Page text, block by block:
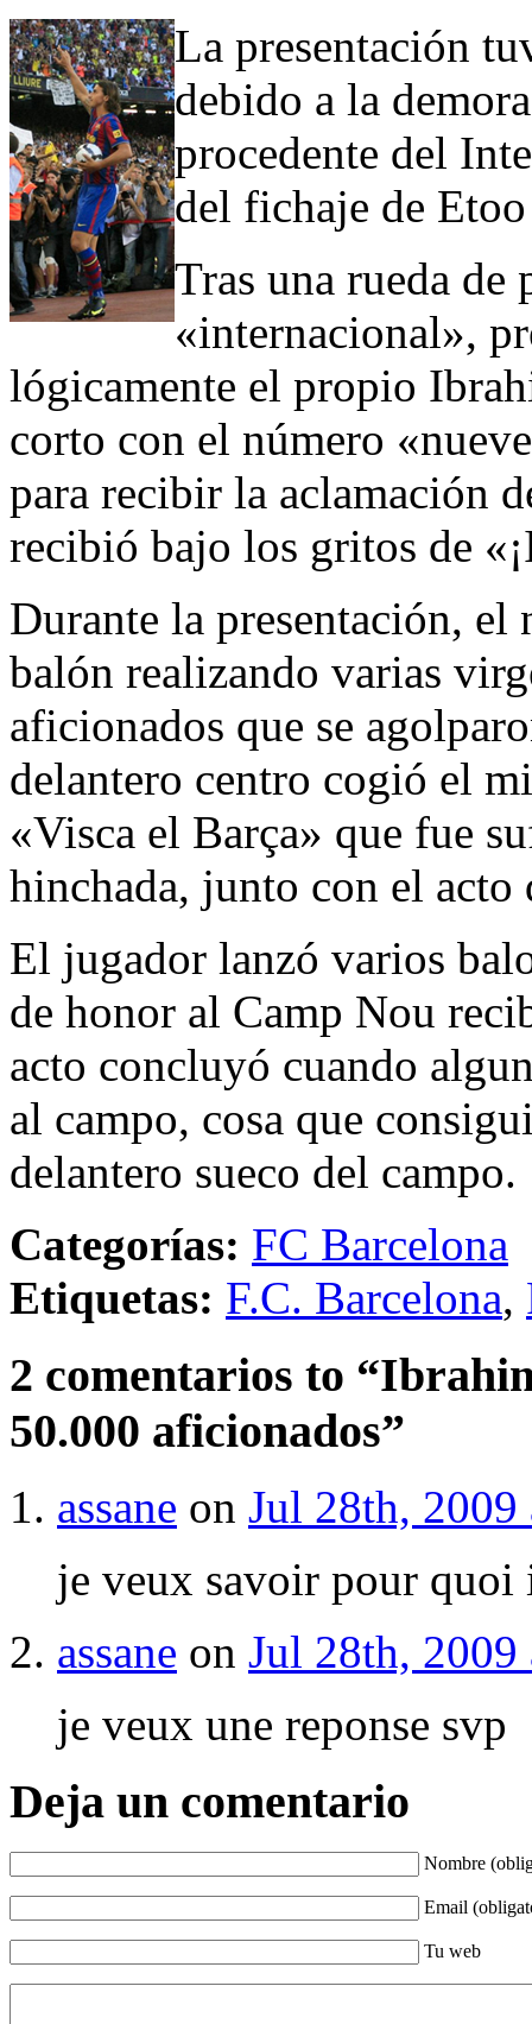
La presentación
debido a la
procedente del
del fichaje de
Tras una rueda
«internacional»,
lógicamente el propio
corto con el número
para recibir la aclamación
recibió bajo los gritos de
Durante la presentación,
balón realizando varias
aficionados que se
delantero centro cogió el
«Visca el Barça» que fue
hinchada, junto con el acto
El jugador lanzó varios
de honor al Camp Nou
acto concluyó cuando
al campo, cosa que
delantero sueco del campo.
Categorías: FC Barcelona
Etiquetas: F.C. Barcelona,
2 comentarios to
50.000 aficionados”
assane on Jul 28th, 2009
je veux savoir pour quoi
assane on Jul 28th, 2009
je veux une reponse svp
Deja un comentario
Nombre
Email
Tu web